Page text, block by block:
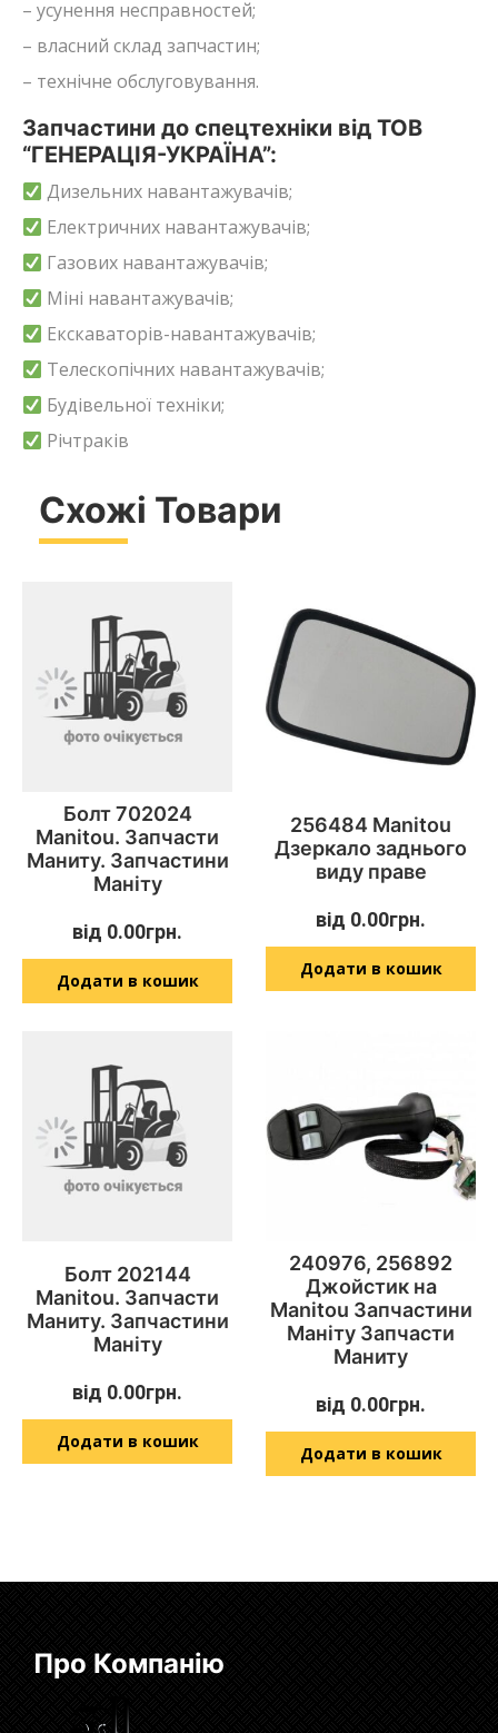
– усунення несправностей;
– власний склад запчастин;
– технічне обслуговування.
Запчастини до спецтехніки від ТОВ
“ГЕНЕРАЦІЯ-УКРАЇНА”:
Дизельних навантажувачів;
Електричних навантажувачів;
Газових навантажувачів;
Міні навантажувачів;
Екскаваторів-навантажувачів;
Телескопічних навантажувачів;
Будівельної техніки;
Річтраків
Схожі Товари
Болт 702024
Manitou. Запчасти
Маниту. Запчастини
Маніту
від 0.00грн.
Додати в кошик
256484 Manitou
Дзеркало заднього
виду праве
від 0.00грн.
Додати в кошик
Болт 202144
Manitou. Запчасти
Маниту. Запчастини
Маніту
від 0.00грн.
Додати в кошик
240976, 256892
Джойстик на
Manitou Запчастини
Маніту Запчасти
Маниту
від 0.00грн.
Додати в кошик
Про Компанію